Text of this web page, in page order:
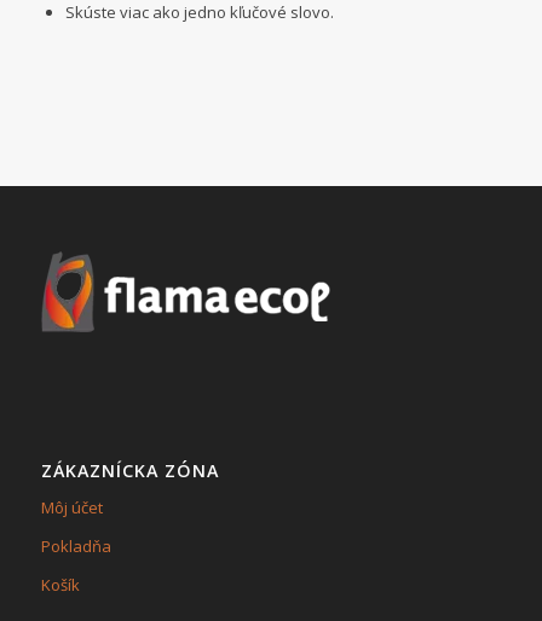
Skúste viac ako jedno kľučové slovo.
ZÁKAZNÍCKA ZÓNA
Môj účet
Pokladňa
Košík